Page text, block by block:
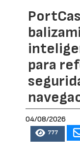
para
04/08/2026
777